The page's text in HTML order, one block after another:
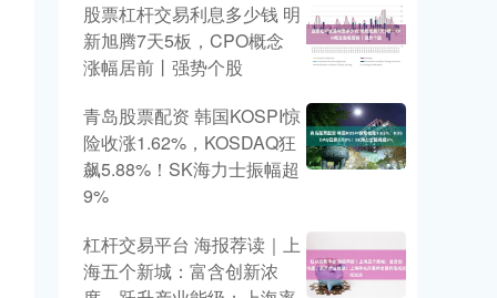
股票杠杆交易利息多少钱 明
新旭腾7天5板，CPO概念
涨幅居前丨强势个股
青岛股票配资 韩国KOSPI惊
险收涨1.62%，KOSDAQ狂
飙5.88%！SK海力士振幅超
9%
杠杆交易平台 海报荐读｜上
海五个新城：富含创新浓